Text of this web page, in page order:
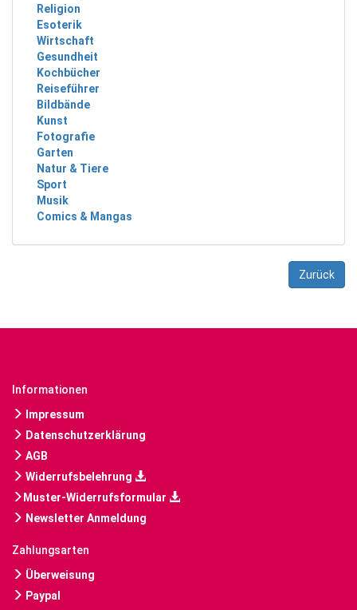
Religion
Esoterik
Wirtschaft
Gesundheit
Kochbücher
Reiseführer
Bildbände
Kunst
Fotografie
Garten
Natur & Tiere
Sport
Musik
Comics & Mangas
Zurück
Informationen
Impressum
Datenschutzerklärung
AGB
Widerrufsbelehrung
Muster-Widerrufsformular
Newsletter Anmeldung
Zahlungsarten
Überweisung
Paypal